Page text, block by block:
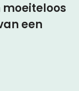
een